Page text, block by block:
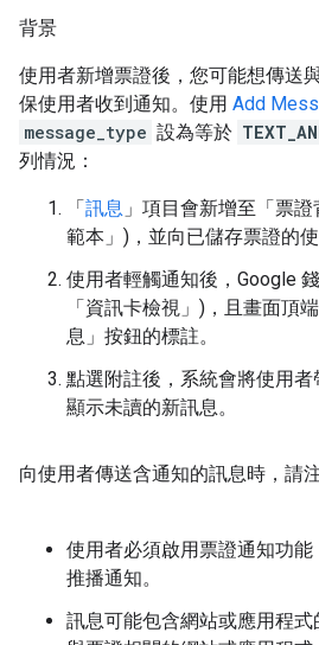
背景
使用者新增票證後，您可能想傳送
保使用者收到通知。使用 Add
message_type 設為等於
列情況：
「訊息 」項目會新增至「票
範本」 )，並向已儲存票證的
使用者輕觸通知後，Google
「資訊卡檢視」)，且畫面頂
息」按鈕的標註。
點選附註後，系統會將使用
顯示未讀的新訊息。
向使用者傳送含通知的訊息時，請
使用者必須啟用票證通知功
推播通知。
訊息可能包含網站或應用程式